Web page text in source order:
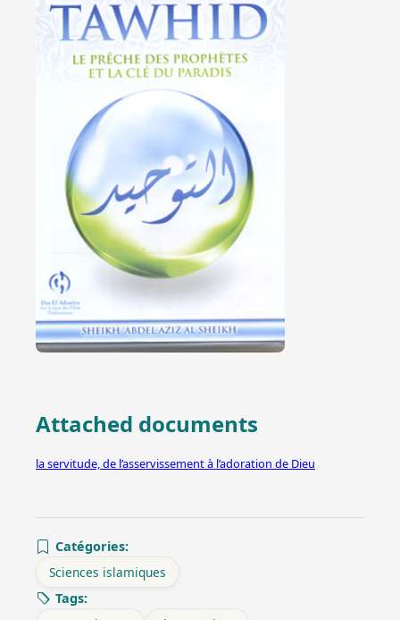
Attached documents
la servitude, de l’asservissement à l’adoration de Dieu
Catégories:
Sciences islamiques
Tags: